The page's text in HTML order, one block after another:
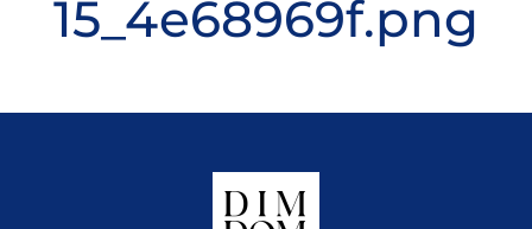
15_4e68969f.png